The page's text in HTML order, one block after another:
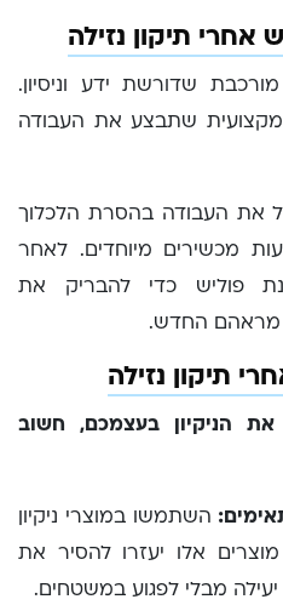
אחרי תיקון נזילה
שדורשת ידע וניסיון.
מקצועית שתבצע את העבודה
את העבודה בהסרת הלכלוך
מכשירים מיוחדים. לאחר
פוליש כדי להבריק את
מראהם החדש.
תיקון נזילה
הניקיון בעצמכם, חשוב
השתמשו במוצרי ניקיון
מוצרים אלו יעזרו להסיר את
מבלי לפגוע במשטחים.